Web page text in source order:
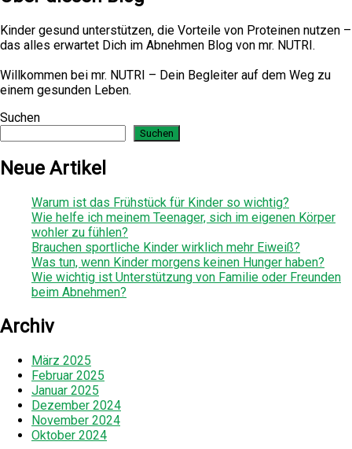
Kinder gesund unterstützen, die Vorteile von Proteinen nutzen –
das alles erwartet Dich im Abnehmen Blog von mr. NUTRI.
Willkommen bei mr. NUTRI – Dein Begleiter auf dem Weg zu
einem gesunden Leben.
Suchen
Suchen
Neue Artikel
Warum ist das Frühstück für Kinder so wichtig?
Wie helfe ich meinem Teenager, sich im eigenen Körper
wohler zu fühlen?
Brauchen sportliche Kinder wirklich mehr Eiweiß?
Was tun, wenn Kinder morgens keinen Hunger haben?
Wie wichtig ist Unterstützung von Familie oder Freunden
beim Abnehmen?
Archiv
März 2025
Februar 2025
Januar 2025
Dezember 2024
November 2024
Oktober 2024